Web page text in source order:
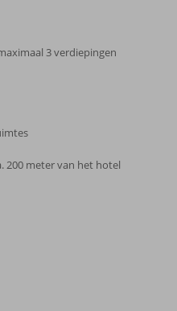
3 verdiepingen
200 meter van het hotel